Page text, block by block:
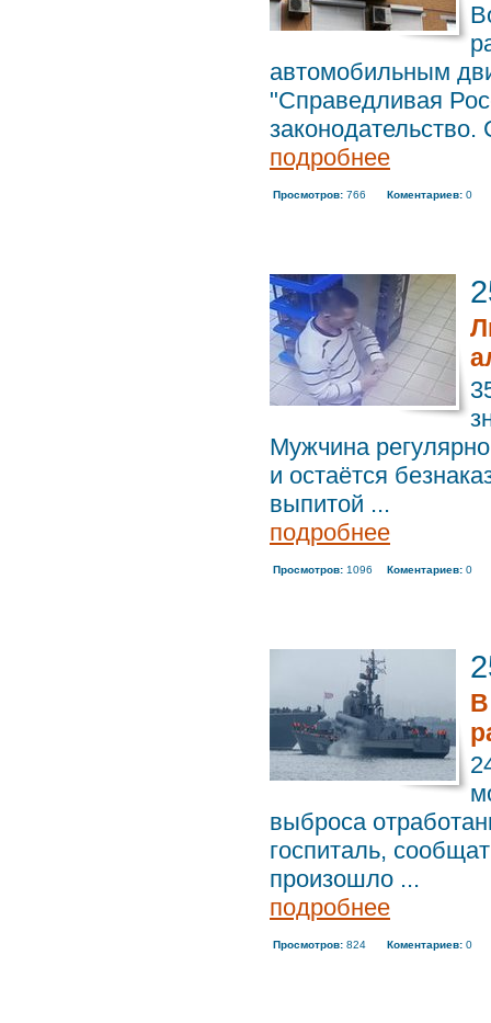
автомобильным
"Справедливая
подробнее
Просмотров: 766 Коментариев: 0
Мужчина
и остаётся
выпитой ...
подробнее
Просмотров: 1096 Коментариев: 0
выброса
госпиталь,
произошло ...
подробнее
Просмотров: 824 Коментариев: 0